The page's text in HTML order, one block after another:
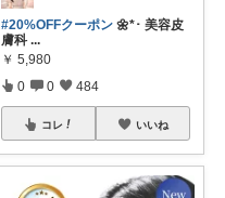
#20%OFFクーポン 🌼*･ 美容皮
膚科 ...
￥ 5,980
0 0 484
コレ いいね